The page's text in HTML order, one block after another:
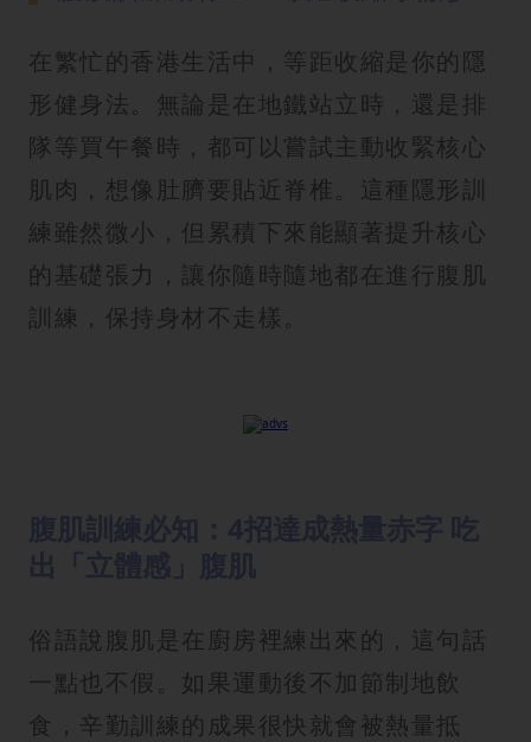
在繁忙的香港生活中，等距收縮是你的隱
形健身法。無論是在地鐵站立時，還是排
隊等買午餐時，都可以嘗試主動收緊核心
肌肉，想像肚臍要貼近脊椎。這種隱形訓
練雖然微小，但累積下來能顯著提升核心
的基礎張力，讓你隨時隨地都在進行腹肌
訓練，保持身材不走樣。
俗語說腹肌是在廚房裡練出來的，這句話
一點也不假。如果運動後不加節制地飲
食，辛勤訓練的成果很快就會被熱量抵